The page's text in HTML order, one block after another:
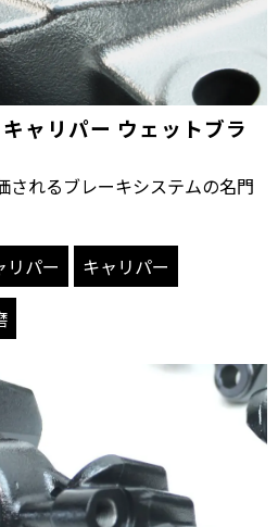
ャリパー ウェットブラ
されるブレーキシステムの名門
リパー
キャリパー